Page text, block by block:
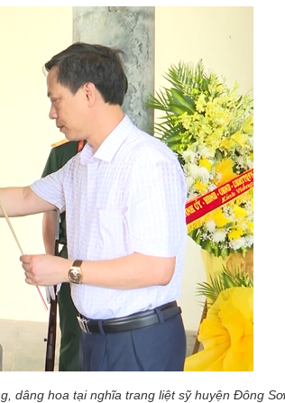
dâng hoa tại nghĩa trang liệt sỹ huyện Đông